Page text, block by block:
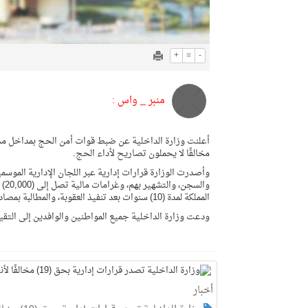
+ = -
منبر _ واس :
مخالفًا لا يحملون تصاريح لأداء الحج.
المملكة لمدة (10) سنوات بعد تنفيذ العقوبة، والمطالبة بمصادرة المركبات المستخدمة في نقل المخالفين قضائيًا.
ودعت وزارة الداخلية جميع المواطنين والوافدين إلى
أخبار